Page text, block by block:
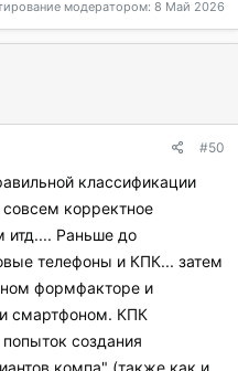
модератором: 8 Май 2026
#50
классификации
корректное
итд.... Раньше до
телефоны и КПК... затем
формфакторе и
смартфоном. КПК
создания
компа" (также как и